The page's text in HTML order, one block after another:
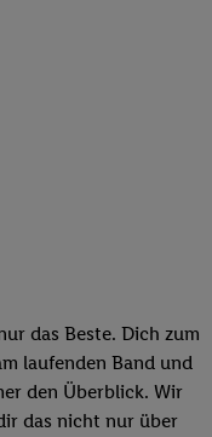
das Beste. Dich zum
laufenden Band und
den Überblick. Wir
das nicht nur über